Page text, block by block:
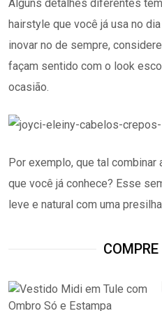
Alguns detalhes diferentes
hairstyle que você já usa no
inovar no de sempre,
façam sentido com o look
ocasião.
Por exemplo, que tal
que você já conhece? Esse
leve e natural com uma
COMPRE